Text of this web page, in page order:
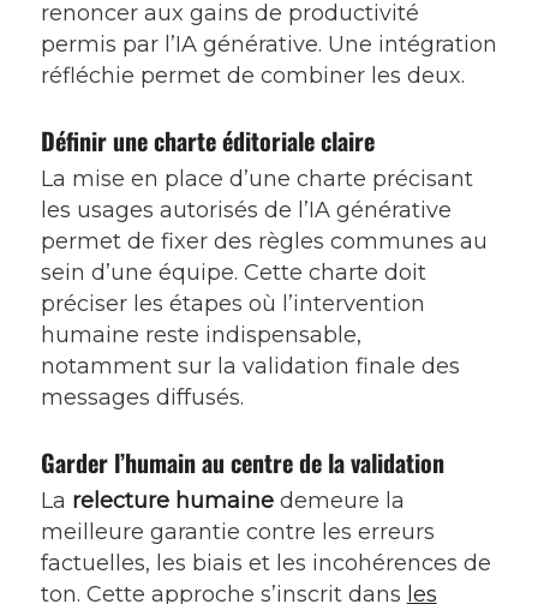
renoncer aux gains de productivité
permis par l’IA générative. Une intégration
réfléchie permet de combiner les deux.
Définir une charte éditoriale claire
La mise en place d’une charte précisant
les usages autorisés de l’IA générative
permet de fixer des règles communes au
sein d’une équipe. Cette charte doit
préciser les étapes où l’intervention
humaine reste indispensable,
notamment sur la validation finale des
messages diffusés.
Garder l’humain au centre de la validation
La relecture humainedemeure la
meilleure garantie contre les erreurs
factuelles, les biais et les incohérences de
ton. Cette approche s’inscrit dans les